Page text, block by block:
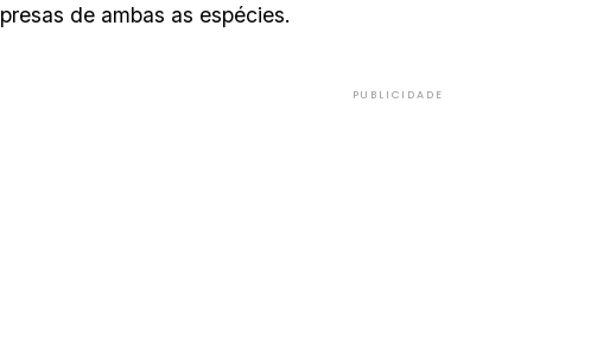
presas de ambas as espécies.
PUBLICIDADE